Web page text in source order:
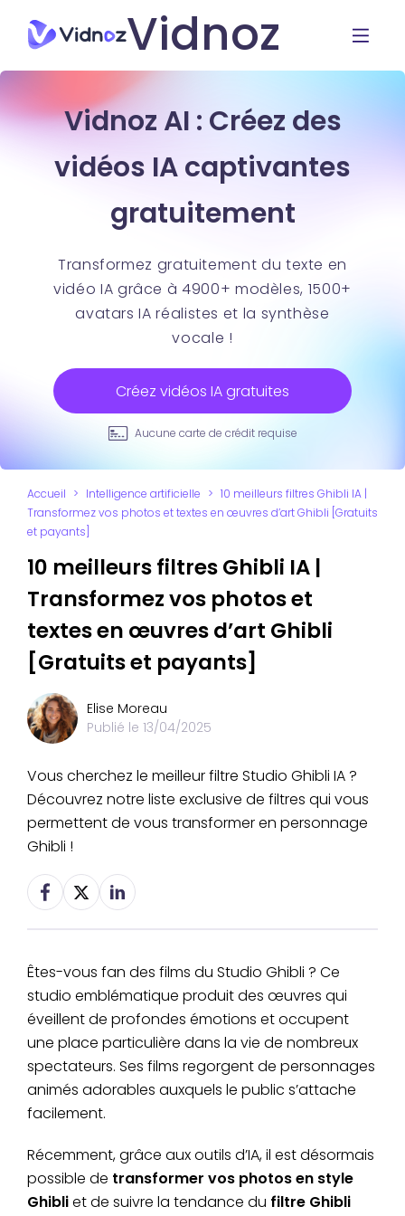
Vidnoz
Vidnoz AI : Créez des
vidéos IA captivantes
gratuitement
Transformez gratuitement du texte en
vidéo IA grâce à 4900+ modèles, 1500+
avatars IA réalistes et la synthèse
vocale !
Créez vidéos IA gratuites
Aucune carte de crédit requise
Accueil > Intelligence artificielle > 10 meilleurs filtres Ghibli IA |
Transformez vos photos et textes en œuvres d’art Ghibli [Gratuits
et payants]
10 meilleurs filtres Ghibli IA |
Transformez vos photos et
textes en œuvres d’art Ghibli
[Gratuits et payants]
Elise Moreau
Publié le 13/04/2025
Vous cherchez le meilleur filtre Studio Ghibli IA ?
Découvrez notre liste exclusive de filtres qui vous
permettent de vous transformer en personnage
Ghibli !
Êtes-vous fan des films du Studio Ghibli ? Ce
studio emblématique produit des œuvres qui
éveillent de profondes émotions et occupent
une place particulière dans la vie de nombreux
spectateurs. Ses films regorgent de personnages
animés adorables auxquels le public s’attache
facilement.
Récemment, grâce aux outils d’IA, il est désormais
possible de transformer vos photos en style
Ghibliet de suivre la tendance du filtre Ghibli